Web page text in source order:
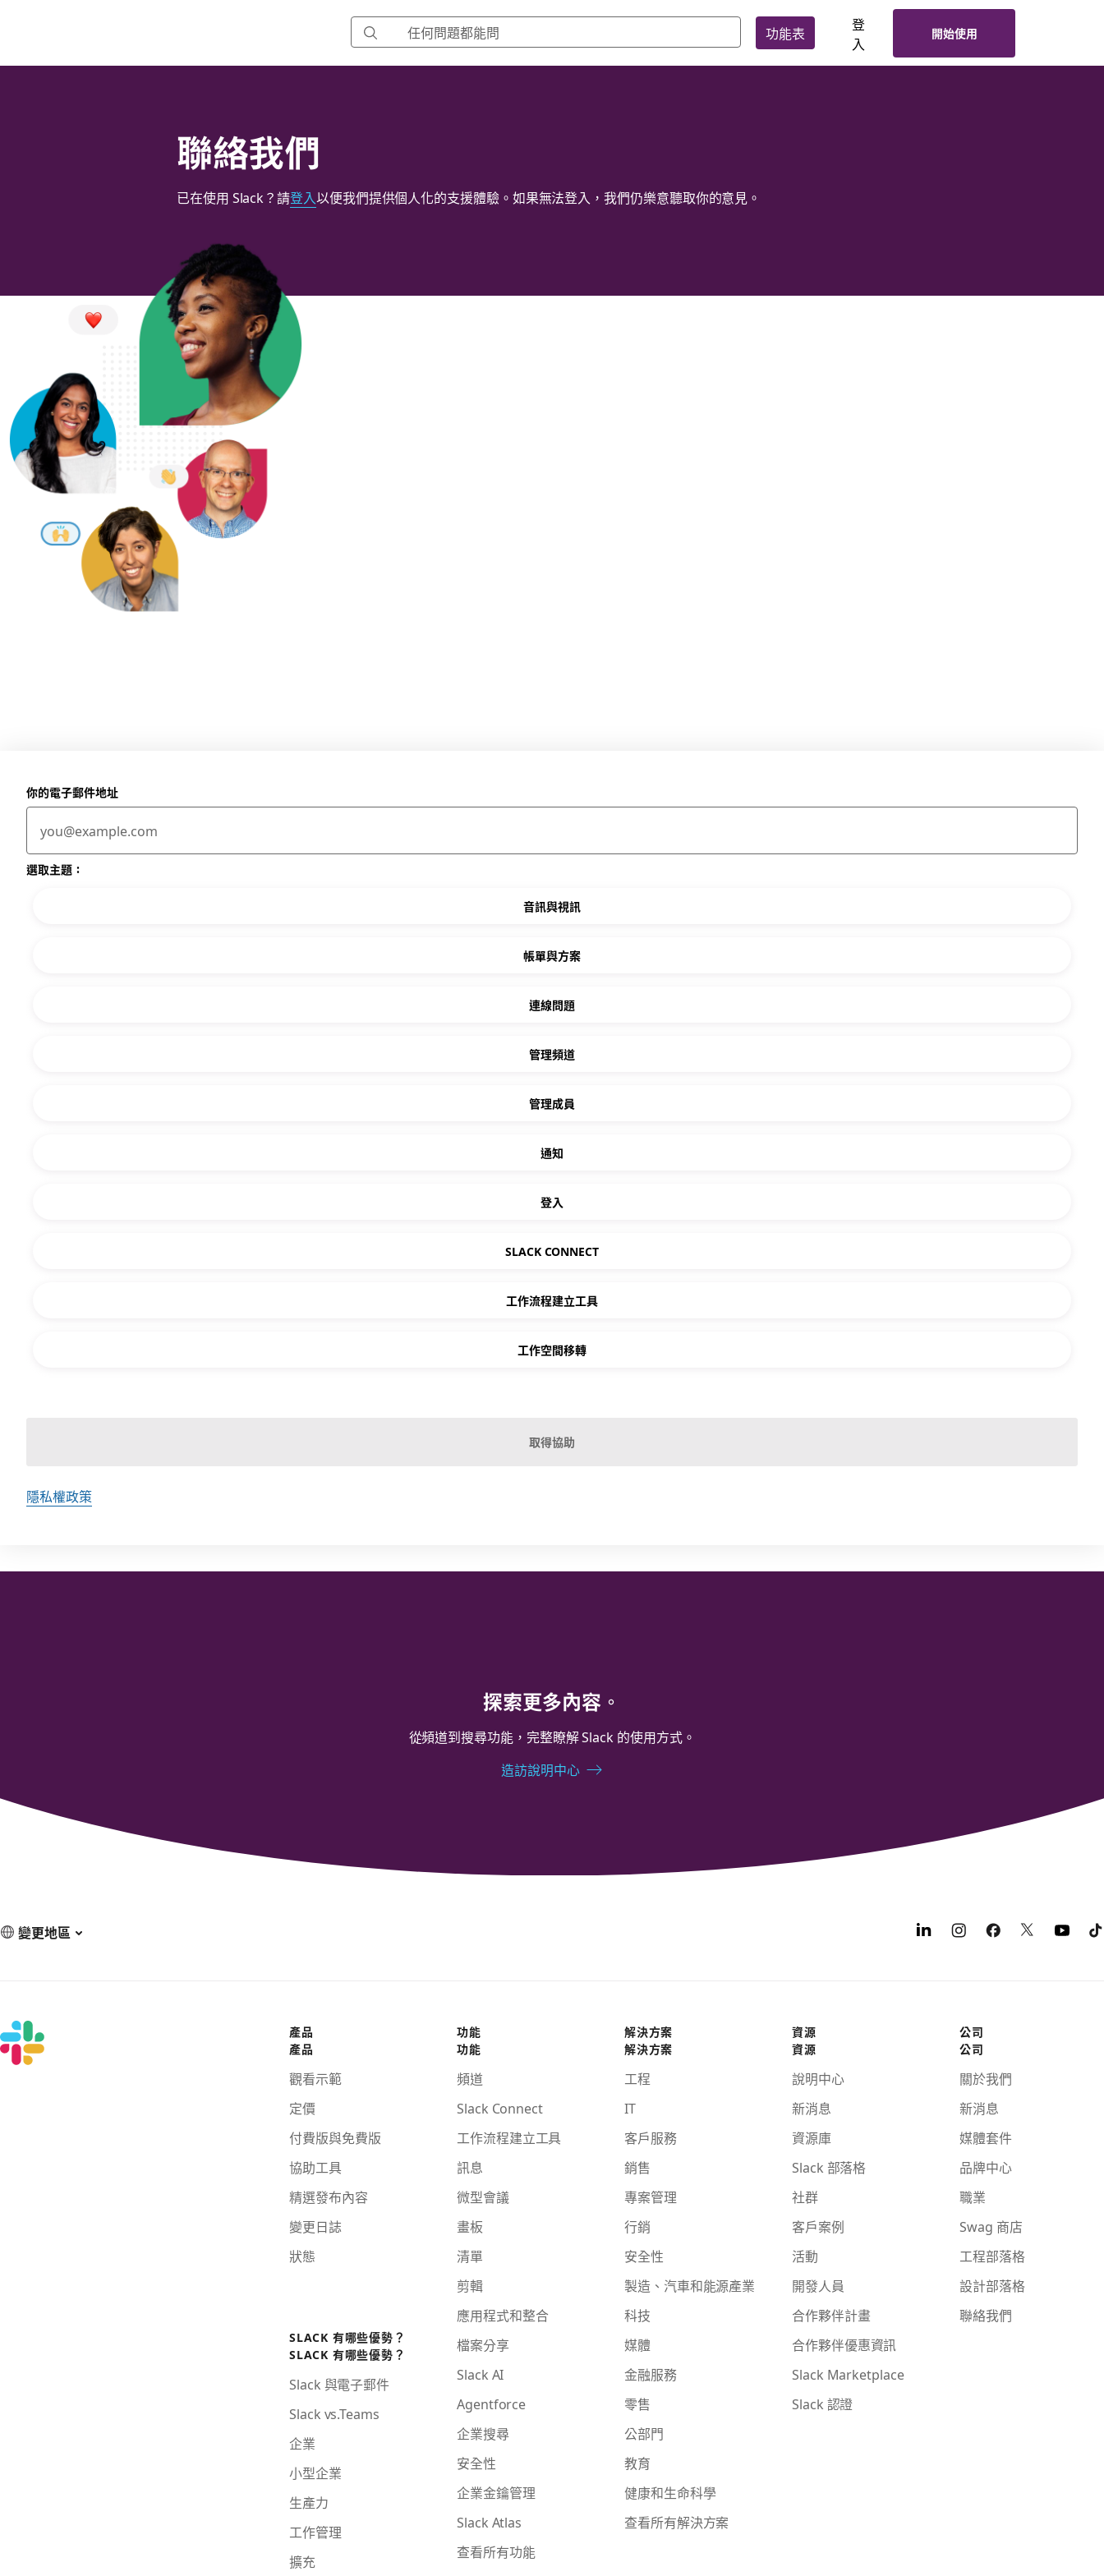
功能表
登
入
開始使用
聯絡我們
已在使用 Slack？請登入以便我們提供個人化的支援體驗。如果無法登入，我們仍樂意聽取你的意見。
你的電子郵件地址
選取主題：
音訊與視訊
帳單與方案
連線問題
管理頻道
管理成員
通知
登入
SLACK CONNECT
工作流程建立工具
工作空間移轉
取得協助
隱私權政策
探索更多內容。
從頻道到搜尋功能，完整瞭解 Slack 的使用方式。
造訪說明中心
變更地區
產品
產品
觀看示範
定價
付費版與免費版
協助工具
精選發布內容
變更日誌
狀態
SLACK 有哪些優勢？
SLACK 有哪些優勢？
Slack 與電子郵件
Slack vs.Teams
企業
小型企業
生產力
工作管理
擴充
功能
功能
頻道
Slack Connect
工作流程建立工具
訊息
微型會議
畫板
清單
剪輯
應用程式和整合
檔案分享
Slack AI
Agentforce
企業搜尋
安全性
企業金鑰管理
Slack Atlas
查看所有功能
解決方案
解決方案
工程
IT
客戶服務
銷售
專案管理
行銷
安全性
製造、汽車和能源產業
科技
媒體
金融服務
零售
公部門
教育
健康和生命科學
查看所有解決方案
資源
資源
說明中心
新消息
資源庫
Slack 部落格
社群
客戶案例
活動
開發人員
合作夥伴計畫
合作夥伴優惠資訊
Slack Marketplace
Slack 認證
公司
公司
關於我們
新消息
媒體套件
品牌中心
職業
Swag 商店
工程部落格
設計部落格
聯絡我們